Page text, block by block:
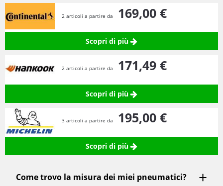
2 articoli a partire da 169,00 €
Scopri di più
2 articoli a partire da 171,49 €
Scopri di più
3 articoli a partire da 195,00 €
Scopri di più
Come trovo la misura dei miei pneumatici?